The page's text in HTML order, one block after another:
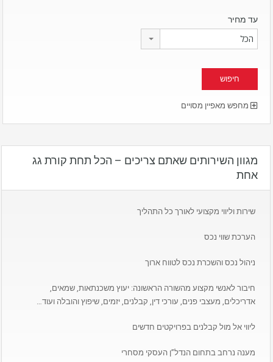
עד מחיר
הכל
מחפש מאפיין מסויים
מגוון השירותים שאתם צריכים – הכל תחת קורת גג
אחת
שירות וליווי מקצועי לאורך כל התהליך
הערכת שווי נכס
ניהול נכס והשכרת נכס לטווח ארוך
חיבור לאנשי מקצוע מהשורה הראשונה: יעוץ משכנתאות, שמאים,
אדריכלים, מעצבי פנים, עורכי דין, קבלנים, יזמים, שיפוץ והובלה ועוד…
ליווי אל מול קבלנים בפרויקטים חדשים
מענה נרחב בתחום הנדל”ן העסקי מסחרי